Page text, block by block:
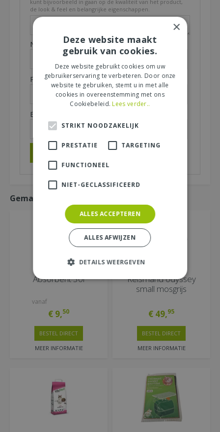
kunt bijvoorbeeld in gaan op de kwaliteit van het product,
de look & feel en belangrijke eigenschappen.
Naam (zichtbaar op website):*
Plaats (zichtbaar op website): *
E-mailadres (niet zichtbaar):
Gemakkelijk mee bestellen
Absorbent 30l
vanaf
€ 9,50
MEER INFORMATIE
BESTEL DIRECT
Reismand odyssey
small mosgrijs
€ 49,95
MEER INFORMATIE
BESTEL DIRECT
×
Deze website maakt
gebruik van cookies.
Deze website gebruikt cookies om uw
gebruikerservaring te verbeteren. Door onze
website te gebruiken, stemt u in met alle
cookies in overeenstemming met ons
Cookiebeleid. Lees verder..
STRIKT NOODZAKELIJK
PRESTATIE TARGETING
FUNCTIONEEL
NIET-GECLASSIFICEERD
ALLES ACCEPTEREN
ALLES AFWIJZEN
DETAILS WEERGEVEN